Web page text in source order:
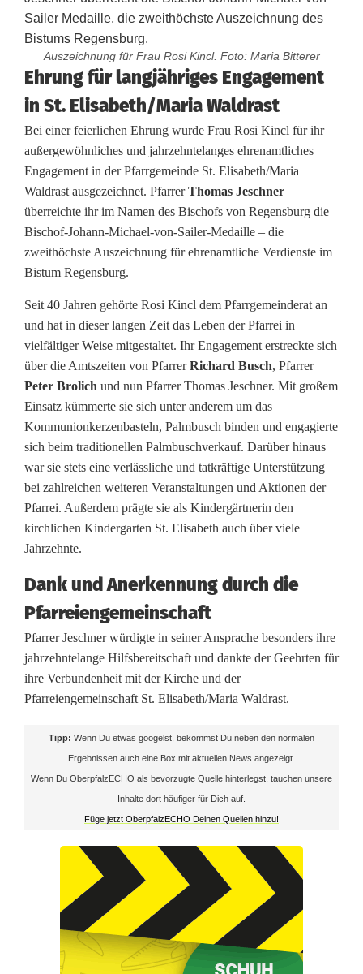
Auszeichnung für Frau Rosi Kincl. Foto: Maria Bitterer
R
o
s
i
K
i
n
l
e
r
h
ä
l
t
S
i
l
e
r
e
Ehrung für langjähriges Engagement
in St. Elisabeth/Maria Waldrast
Bei einer feierlichen Ehrung wurde Frau Rosi Kincl für ihr
außergewöhnliches und jahrzehntelanges ehrenamtliches
Engagement in der Pfarrgemeinde St. Elisabeth/Maria
Waldrast ausgezeichnet. PfarrerThomas Jeschner
überreichte ihr im Namen des Bischofs von Regensburg die
Bischof-Johann-Michael-von-Sailer-Medaille – die
zweithöchste Auszeichnung für ehrenamtliche Verdienste im
Bistum Regensburg.
Seit 40 Jahren gehörte Rosi Kincl dem Pfarrgemeinderat an
und hat in dieser langen Zeit das Leben der Pfarrei in
vielfältiger Weise mitgestaltet. Ihr Engagement erstreckte sich
über die Amtszeiten von PfarrerRichard Busch, Pfarrer
Peter Brolich und nun Pfarrer Thomas Jeschner. Mit großem
Einsatz kümmerte sie sich unter anderem um das
Kommunionkerzenbasteln, Palmbusch binden und engagierte
sich beim traditionellen Palmbuschverkauf. Darüber hinaus
war sie stets eine verlässliche und tatkräftige Unterstützung
bei zahlreichen weiteren Veranstaltungen und Aktionen der
Pfarrei. Außerdem prägte sie als Kindergärtnerin den
kirchlichen Kindergarten St. Elisabeth auch über viele
Jahrzehnte.
Dank und Anerkennung durch die
Pfarreiengemeinschaft
Pfarrer Jeschner würdigte in seiner Ansprache besonders ihre
jahrzehntelange Hilfsbereitschaft und dankte der Geehrten für
ihre Verbundenheit mit der Kirche und der
Pfarreiengemeinschaft St. Elisabeth/Maria Waldrast.
Tipp: Wenn Du etwas googelst, bekommst Du neben den normalen
Ergebnissen auch eine Box mit aktuellen News angezeigt.
Wenn Du OberpfalzECHO als bevorzugte Quelle hinterlegst, tauchen unsere
Inhalte dort häufiger für Dich auf.
Füge jetzt OberpfalzECHO Deinen Quellen hinzu!